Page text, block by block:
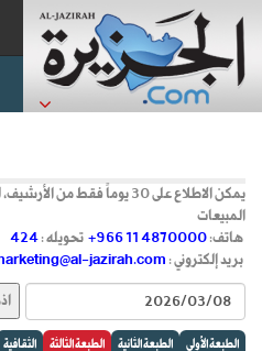
يمكن الاطلاع على 30 يوماً فقط
المبيعات
هاتف: +966 11 4870000 تحويله : 424
بريد إلكتروني : jazirah.com
الطبعة الأولى الطبعة الثانية الطبعة الثالثة الثقافية